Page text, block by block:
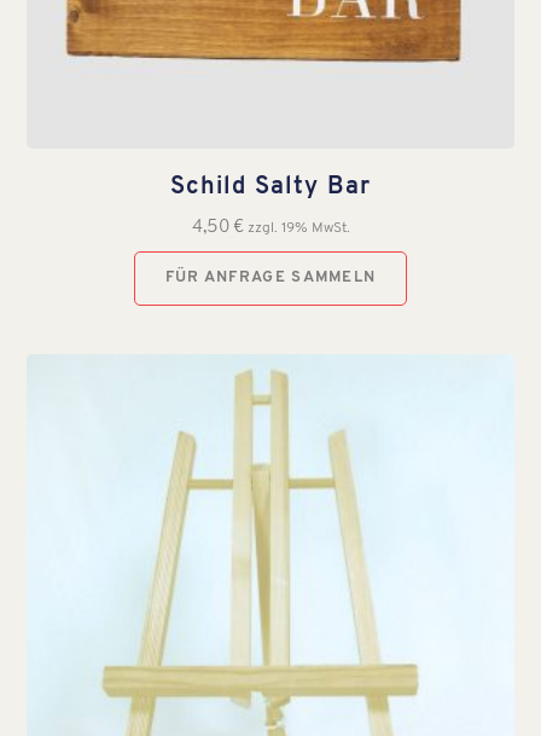
Schild Salty Bar
4,50 € zzgl. 19% MwSt.
FÜR ANFRAGE SAMMELN